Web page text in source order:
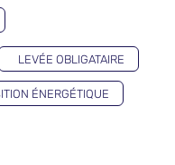
LEVÉE OBLIGATAIRE
ÉNERGÉTIQUE